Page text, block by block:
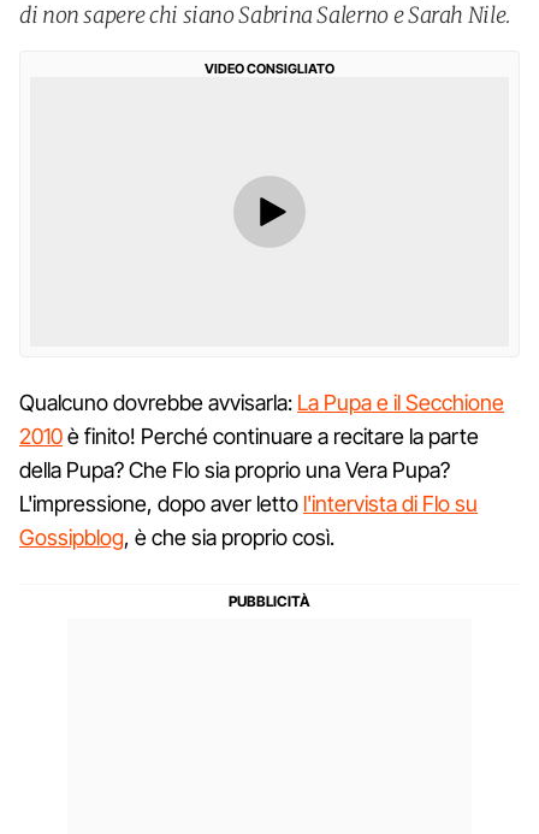
di non sapere chi siano Sabrina Salerno e Sarah Nile.
VIDEO CONSIGLIATO
Qualcuno dovrebbe avvisarla: La Pupa e il Secchione
2010è finito! Perché continuare a recitare la parte
della Pupa? Che Flo sia proprio una Vera Pupa?
L'impressione, dopo aver letto l'intervista di Flo su
Gossipblog, è che sia proprio così.